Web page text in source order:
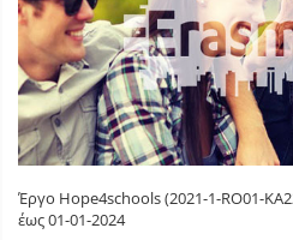
Έργο Hope4schools (2021-1-RO01-
έως 01-01-2024